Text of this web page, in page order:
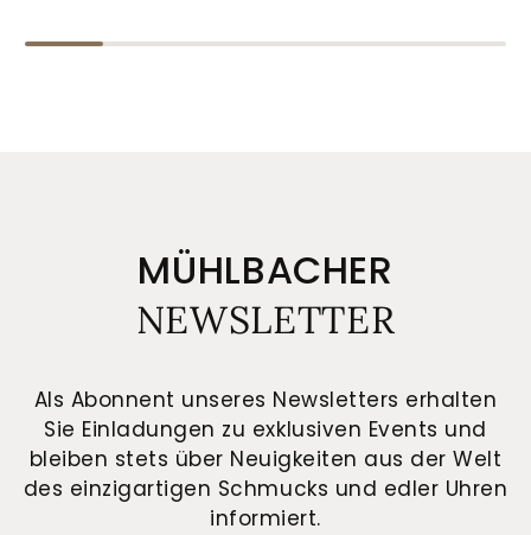
MÜHLBACHER
NEWSLETTER
Als Abonnent unseres Newsletters erhalten
Sie Einladungen zu exklusiven Events und
bleiben stets über Neuigkeiten aus der Welt
des einzigartigen Schmucks und edler Uhren
informiert.